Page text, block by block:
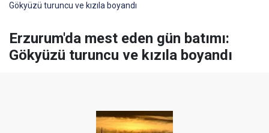
Gökyüzü turuncu ve kızıla boyandı
Erzurum'da mest eden gün batımı:
Gökyüzü turuncu ve kızıla boyandı